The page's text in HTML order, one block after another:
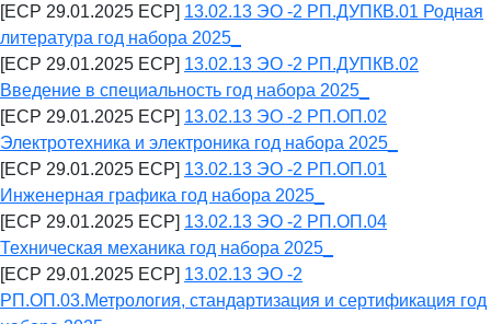
[ECP 29.01.2025 ECP] 13.02.13 ЭО -2 РП.ДУПКВ.01 Родная
литература год набора 2025_
[ECP 29.01.2025 ECP] 13.02.13 ЭО -2 РП.ДУПКВ.02
Введение в специальность год набора 2025_
[ECP 29.01.2025 ECP] 13.02.13 ЭО -2 РП.ОП.02
Электротехника и электроника год набора 2025_
[ECP 29.01.2025 ECP] 13.02.13 ЭО -2 РП.ОП.01
Инженерная графика год набора 2025_
[ECP 29.01.2025 ECP] 13.02.13 ЭО -2 РП.ОП.04
Техническая механика год набора 2025_
[ECP 29.01.2025 ECP] 13.02.13 ЭО -2
РП.ОП.03.Метрология, стандартизация и сертификация год